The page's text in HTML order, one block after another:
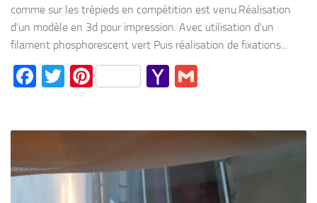
comme sur les trépieds en compétition est venu.Réalisation
d’un modèle en 3d pour impression. Avec utilisation d’un
filament phosphorescent vert Puis réalisation de fixations...
Facebook
TwitterPinterestYahoo